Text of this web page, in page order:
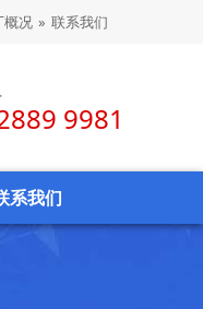
概况 » 联系我们
9981
系我们